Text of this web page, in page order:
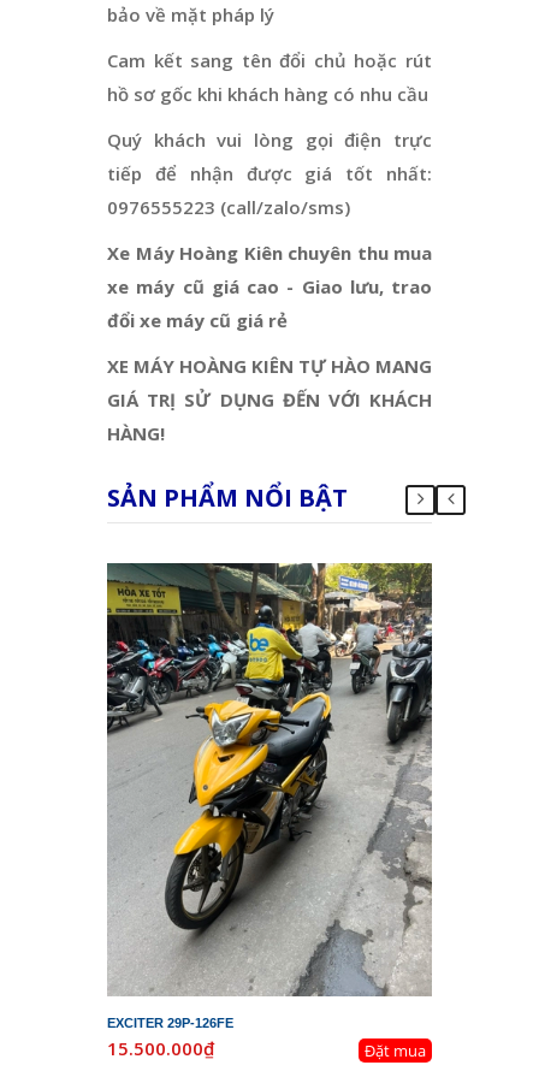
bảo về mặt pháp lý
Cam kết sang tên đổi chủ hoặc rút
hồ sơ gốc khi khách hàng có nhu cầu
Quý khách vui lòng gọi điện trực
tiếp để nhận được giá tốt nhất:
0976555223 (call/zalo/sms)
Xe Máy Hoàng Kiên chuyên thu mua
xe máy cũ giá cao - Giao lưu, trao
đổi xe máy cũ giá rẻ
XE MÁY HOÀNG KIÊN TỰ HÀO MANG
GIÁ TRỊ SỬ DỤNG ĐẾN VỚI KHÁCH
HÀNG!
SẢN PHẨM NỔI BẬT
EXCITER 29P-126FE
15.500.000₫ Đặt mua